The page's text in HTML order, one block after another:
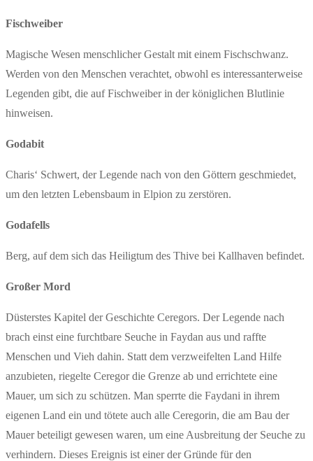
Fischweiber
Magische Wesen menschlicher Gestalt mit einem Fischschwanz.
Werden von den Menschen verachtet, obwohl es interessanterweise
Legenden gibt, die auf Fischweiber in der königlichen Blutlinie
hinweisen.
Godabit
Charis‘ Schwert, der Legende nach von den Göttern geschmiedet,
um den letzten Lebensbaum in Elpion zu zerstören.
Godafells
Berg, auf dem sich das Heiligtum des Thive bei Kallhaven befindet.
Großer Mord
Düsterstes Kapitel der Geschichte Ceregors. Der Legende nach
brach einst eine furchtbare Seuche in Faydan aus und raffte
Menschen und Vieh dahin. Statt dem verzweifelten Land Hilfe
anzubieten, riegelte Ceregor die Grenze ab und errichtete eine
Mauer, um sich zu schützen. Man sperrte die Faydani in ihrem
eigenen Land ein und tötete auch alle Ceregorin, die am Bau der
Mauer beteiligt gewesen waren, um eine Ausbreitung der Seuche zu
verhindern. Dieses Ereignis ist einer der Gründe für den